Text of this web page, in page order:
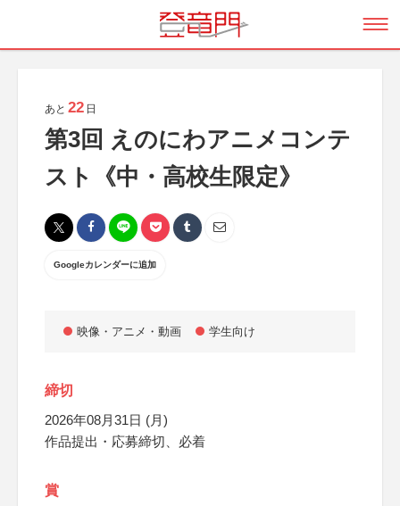
あと 22 日
第3回 えのにわアニメコンテ
スト《中・高校生限定》
Googleカレンダーに追加
映像・アニメ・動画 学生向け
締切
2026年08月31日 (月)
作品提出・応募締切、必着
賞